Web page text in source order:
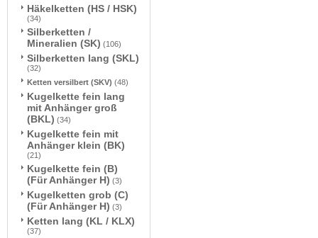
Häkelketten (HS / HSK)
(34)
Silberketten /
Mineralien (SK) (106)
Silberketten lang (SKL)
(32)
Ketten versilbert (SKV) (48)
Kugelkette fein lang
mit Anhänger groß
(BKL) (34)
Kugelkette fein mit
Anhänger klein (BK)
(21)
Kugelkette fein (B)
(Für Anhänger H) (3)
Kugelketten grob (C)
(Für Anhänger H) (3)
Ketten lang (KL / KLX)
(37)